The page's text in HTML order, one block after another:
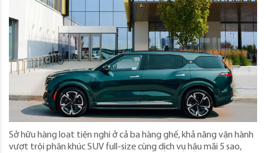
Sở hữu hàng loạt tiện nghi ở cả ba hàng ghế, khả năng vận hành
vượt trội phân khúc SUV full-size cùng dịch vụ hậu mãi 5 sao,